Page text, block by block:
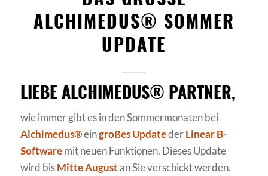
LCHIMEDUS® SOMMER U
PDATE
LIEBE ALCHIMEDUS® PARTNER,
wie immer gibt es in den Sommermonaten bei
Alchimedus®eingroßes UpdatederLinear B-
Softwaremit neuen Funktionen. Dieses Update
wird bisMitte Augustan Sie verschickt werden.